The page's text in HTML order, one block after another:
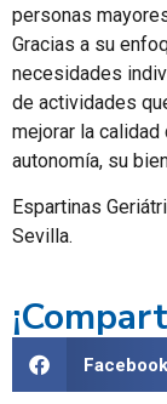
personas
Gracias a su
necesidades
de actividades
mejorar la
autonomía, su
Espartinas
Sevilla.
Facebook